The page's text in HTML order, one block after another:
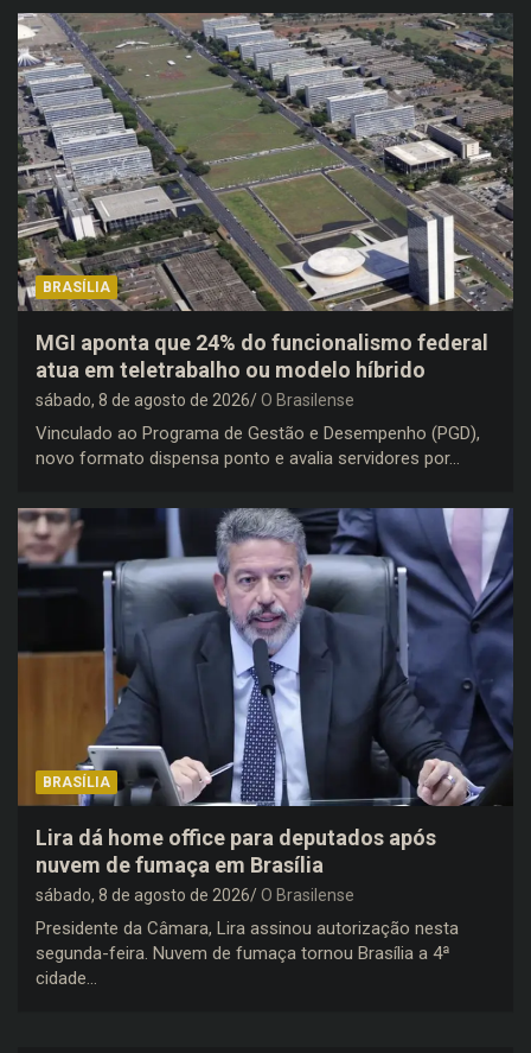
BRASÍLIA
MGI aponta que 24% do funcionalismo federal
atua em teletrabalho ou modelo híbrido
sábado, 8 de agosto de 2026 O Brasilense
Vinculado ao Programa de Gestão e Desempenho (PGD),
novo formato dispensa ponto e avalia servidores por…
BRASÍLIA
Lira dá home office para deputados após
nuvem de fumaça em Brasília
sábado, 8 de agosto de 2026 O Brasilense
Presidente da Câmara, Lira assinou autorização nesta
segunda-feira. Nuvem de fumaça tornou Brasília a 4ª
cidade…